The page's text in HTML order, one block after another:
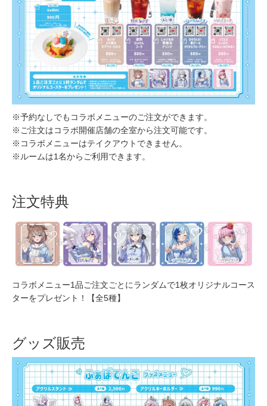
※予約なしでもコラボメニューのご注文ができます。
※ご注文はコラボ開催店舗の全室から注文可能です。
※コラボメニューはテイクアウトできません。
※ルームは1名からご利用できます。
注文特典
コラボメニュー1品ご注文ごとにランダムで1枚オリジナルコース
ターをプレゼント！【全5種】
グッズ販売